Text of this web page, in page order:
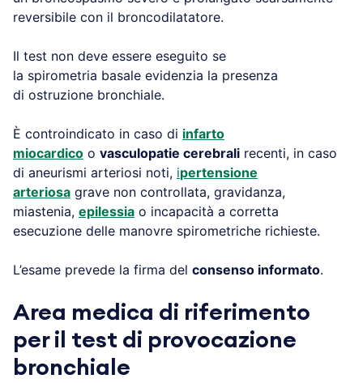
reversibile con il broncodilatatore.
Il test non deve essere eseguito se
la spirometria basale evidenzia la presenza
di ostruzione bronchiale.
È controindicato in caso di infarto
miocardico o vasculopatie cerebrali recenti, in caso
di aneurismi arteriosi noti, ipertensione
arteriosa grave non controllata, gravidanza,
miastenia, epilessia o incapacità a corretta
esecuzione delle manovre spirometriche richieste.
L’esame prevede la firma del consenso informato.
Area medica di riferimento
per il test di provocazione
bronchiale